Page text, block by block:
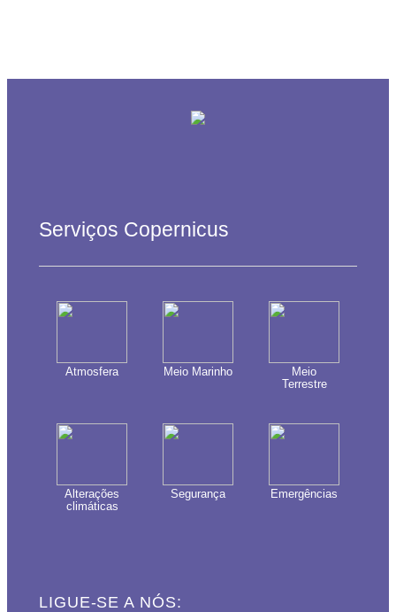
Serviços Copernicus
Atmosfera Meio Marinho
Meio
Terrestre
Alterações
climáticas
Segurança Emergências
LIGUE-SE A NÓS: